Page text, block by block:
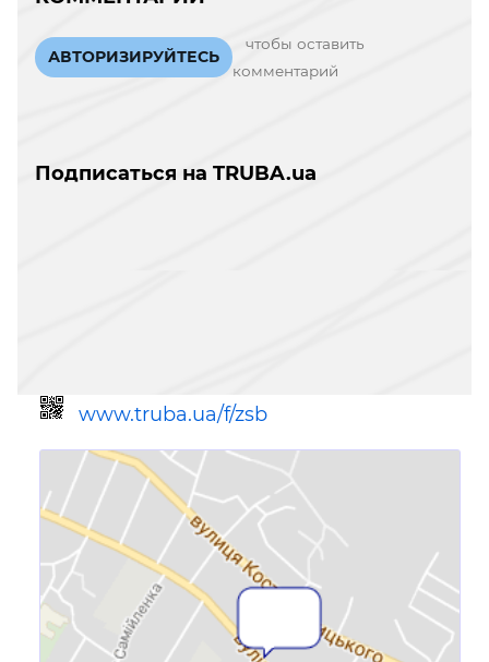
АВТОРИЗИРУЙТЕСЬ
чтобы оставить
комментарий
Подписаться на TRUBA.ua
www.truba.ua/f/zsb
Ссылка для мобильных устройств